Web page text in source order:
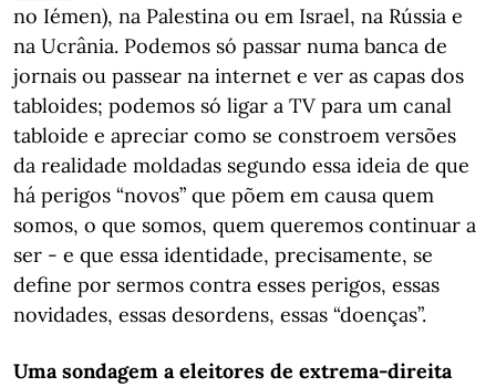
no Iémen), na Palestina ou em Israel, na Rússia e
na Ucrânia. Podemos só passar numa banca de
jornais ou passear na internet e ver as capas dos
tabloides; podemos só ligar a TV para um canal
tabloide e apreciar como se constroem versões
da realidade moldadas segundo essa ideia de que
há perigos “novos” que põem em causa quem
somos, o que somos, quem queremos continuar a
ser - e que essa identidade, precisamente, se
define por sermos contra esses perigos, essas
novidades, essas desordens, essas “doenças”.
Uma sondagem a eleitores de extrema-direita